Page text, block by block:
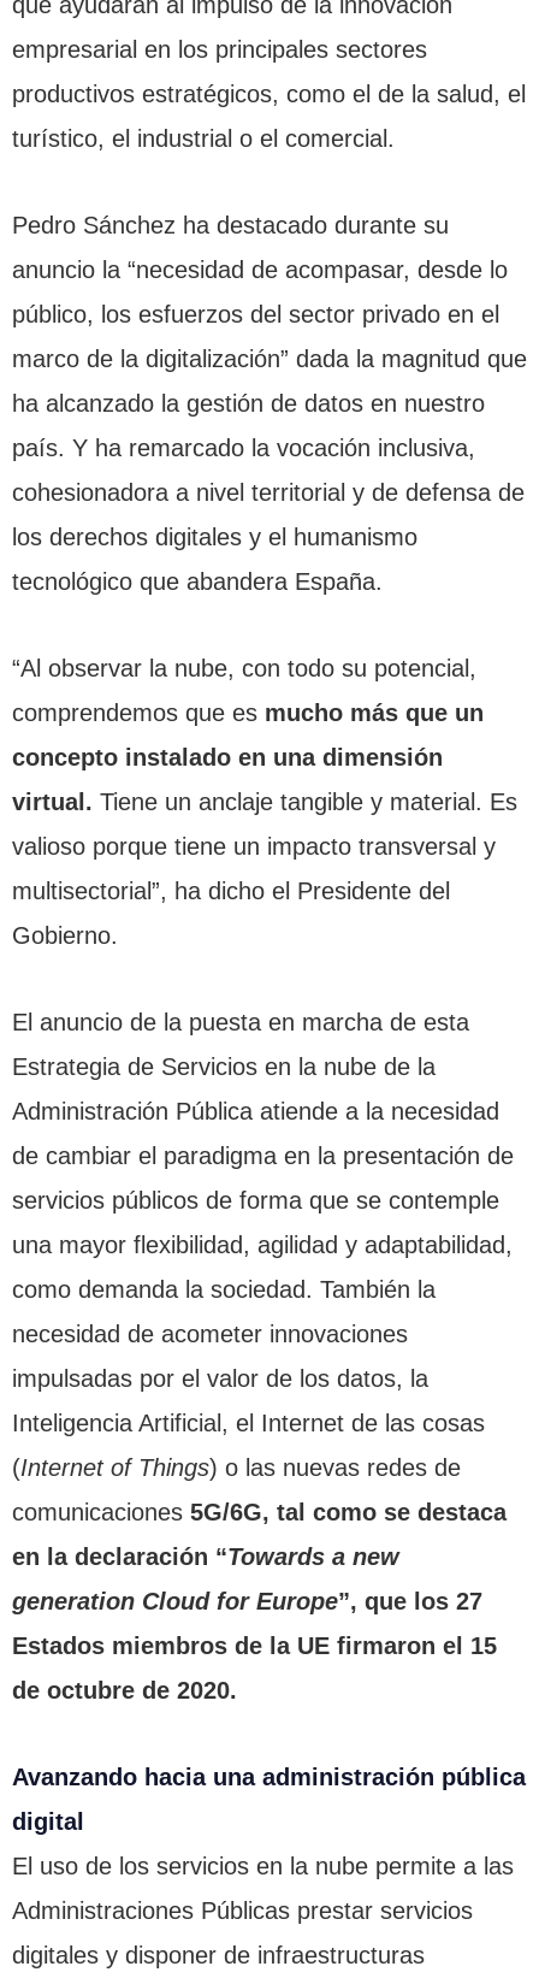
empresarial en los principales sectores
productivos estratégicos, como el de la salud, el
turístico, el industrial o el comercial.
Pedro Sánchez ha destacado durante su
anuncio la “necesidad de acompasar, desde lo
público, los esfuerzos del sector privado en el
marco de la digitalización” dada la magnitud que
ha alcanzado la gestión de datos en nuestro
país. Y ha remarcado la vocación inclusiva,
cohesionadora a nivel territorial y de defensa de
los derechos digitales y el humanismo
tecnológico que abandera España.
“Al observar la nube, con todo su potencial,
comprendemos que es mucho más que un
concepto instalado en una dimensión
virtual. Tiene un anclaje tangible y material. Es
valioso porque tiene un impacto transversal y
multisectorial”, ha dicho el Presidente del
Gobierno.
El anuncio de la puesta en marcha de esta
Estrategia de Servicios en la nube de la
Administración Pública atiende a la necesidad
de cambiar el paradigma en la presentación de
servicios públicos de forma que se contemple
una mayor flexibilidad, agilidad y adaptabilidad,
como demanda la sociedad. También la
necesidad de acometer innovaciones
impulsadas por el valor de los datos, la
Inteligencia Artificial, el Internet de las cosas
(Internet of Things) o las nuevas redes de
comunicaciones 5G/6G, tal como se destaca
en la declaración “Towards a new
generation Cloud for Europe”, que los 27
Estados miembros de la UE firmaron el 15
de octubre de 2020.
Avanzando hacia una administración pública
digital
El uso de los servicios en la nube permite a las
Administraciones Públicas prestar servicios
digitales y disponer de infraestructuras